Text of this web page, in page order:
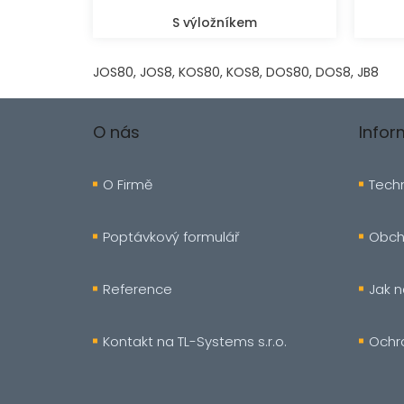
S výložníkem
JOS80, JOS8, KOS80, KOS8, DOS80, DOS8, JB8
O nás
O Firmě
Poptávkový formulář
Reference
Kontakt na TL-Systems s.r.o.
Jak